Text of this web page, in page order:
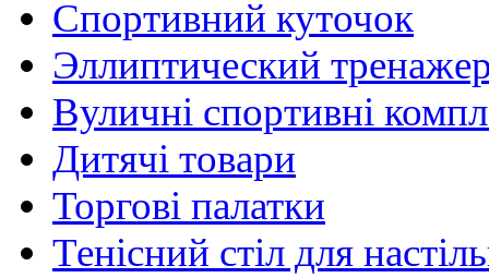
Спортивний куточок
Эллиптический
Вуличні спортивні
Дитячі товари
Торгові палатки
Тенісний стіл для